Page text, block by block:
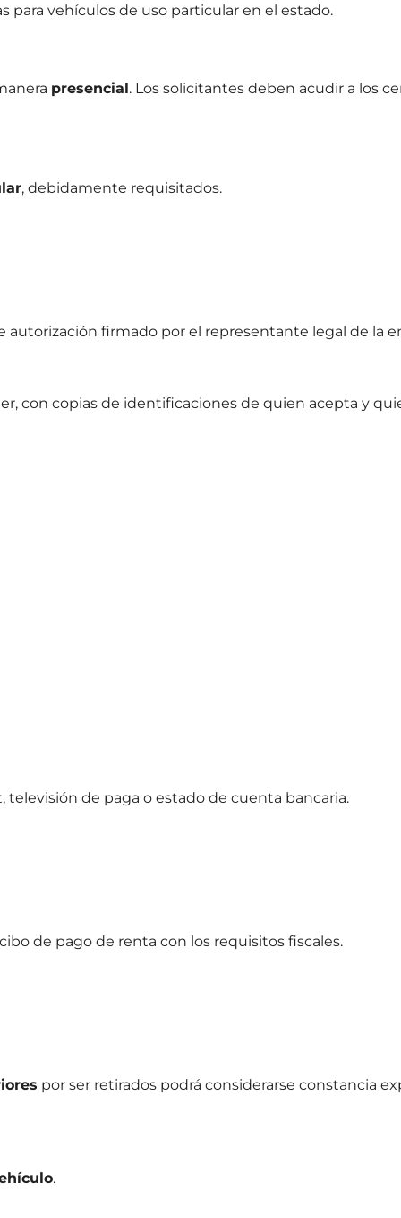
para vehículos de uso particular en el estado.
presencial. Los solicitantes deben acudir a los
, debidamente requisitados.
firmado por el representante legal de la
con copias de identificaciones de quien acepta y
de paga o estado de cuenta bancaria.
de pago de renta con los requisitos fiscales.
por ser retirados podrá considerarse constancia
.